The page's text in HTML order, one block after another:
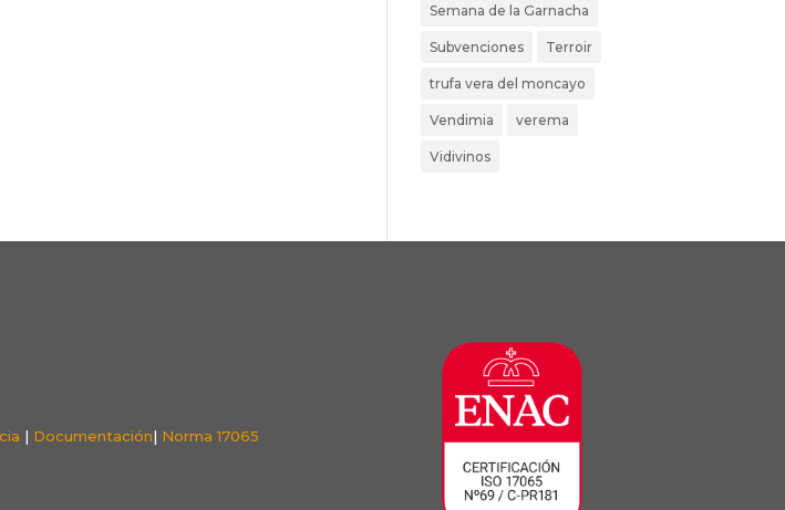
Semana de la Garnacha
Subvenciones Terroir
trufa vera del moncayo
Vendimia verema
Vidivinos
| Documentación| Norma 17065